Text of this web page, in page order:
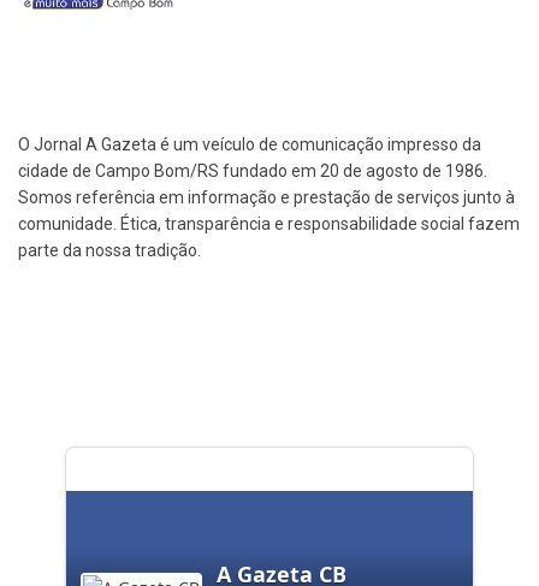
O Jornal A Gazeta é um veículo de comunicação impresso da
cidade de Campo Bom/RS fundado em 20 de agosto de 1986.
Somos referência em informação e prestação de serviços junto à
comunidade. Ética, transparência e responsabilidade social fazem
parte da nossa tradição.
A Gazeta CB